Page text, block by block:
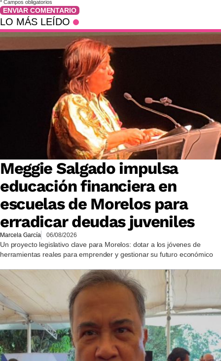
* Campos obligatorios
ENVIAR COMENTARIO
LO MÁS LEÍDO
Meggie Salgado impulsa
educación financiera en
escuelas de Morelos para
erradicar deudas juveniles
Marcela García 06/08/2026
Un proyecto legislativo clave para Morelos: dotar a los jóvenes de
herramientas reales para emprender y gestionar su futuro económico